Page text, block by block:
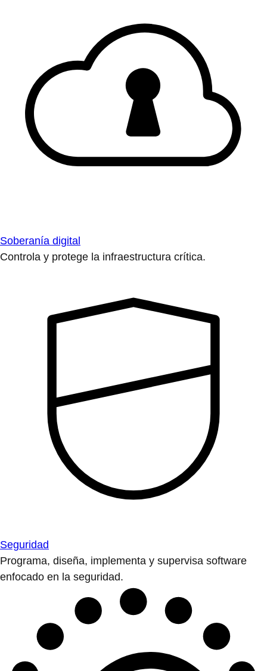
Soberanía digital
Controla y protege la infraestructura crítica.
Seguridad
Programa, diseña, implementa y supervisa software
enfocado en la seguridad.